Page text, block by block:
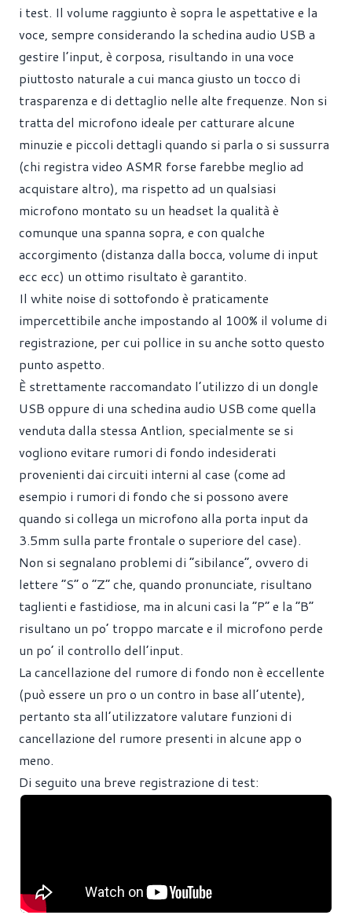
i test. Il volume raggiunto è sopra le aspettative e la
voce, sempre considerando la schedina audio USB a
gestire l’input, è corposa, risultando in una voce
piuttosto naturale a cui manca giusto un tocco di
trasparenza e di dettaglio nelle alte frequenze. Non si
tratta del microfono ideale per catturare alcune
minuzie e piccoli dettagli quando si parla o si sussurra
(chi registra video ASMR forse farebbe meglio ad
acquistare altro), ma rispetto ad un qualsiasi
microfono montato su un headset la qualità è
comunque una spanna sopra, e con qualche
accorgimento (distanza dalla bocca, volume di input
ecc ecc) un ottimo risultato è garantito.
Il white noise di sottofondo è praticamente
impercettibile anche impostando al 100% il volume di
registrazione, per cui pollice in su anche sotto questo
punto aspetto.
È strettamente raccomandato l’utilizzo di un dongle
USB oppure di una schedina audio USB come quella
venduta dalla stessa Antlion, specialmente se si
vogliono evitare rumori di fondo indesiderati
provenienti dai circuiti interni al case (come ad
esempio i rumori di fondo che si possono avere
quando si collega un microfono alla porta input da
3.5mm sulla parte frontale o superiore del case).
Non si segnalano problemi di “sibilance”, ovvero di
lettere “S” o “Z” che, quando pronunciate, risultano
taglienti e fastidiose, ma in alcuni casi la “P” e la “B”
risultano un po’ troppo marcate e il microfono perde
un po’ il controllo dell’input.
La cancellazione del rumore di fondo non è eccellente
(può essere un pro o un contro in base all’utente),
pertanto sta all’utilizzatore valutare funzioni di
cancellazione del rumore presenti in alcune app o
meno.
Di seguito una breve registrazione di test: